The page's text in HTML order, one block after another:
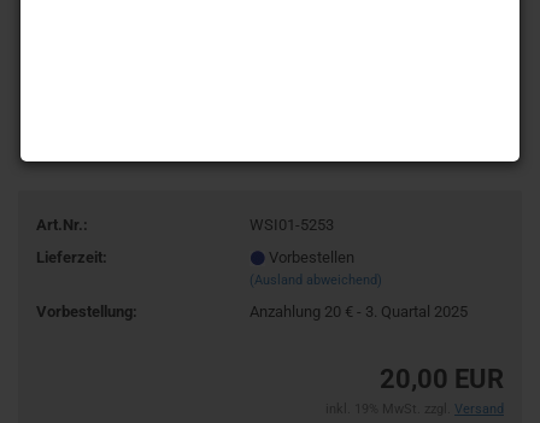
Art.Nr.:
WSI01-5253
Lieferzeit:
Vorbestellen
(Ausland abweichend)
Vorbestellung: Anzahlung 20 € - 3. Quartal 2025
20,00 EUR
Versand